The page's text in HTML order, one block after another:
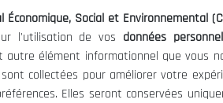
UCESA
Plus de détails
Économique, Social et Environnemental
l'utilisation de vos données
élément informationnel que vous
collectées pour améliorer votre
Elles seront conservées